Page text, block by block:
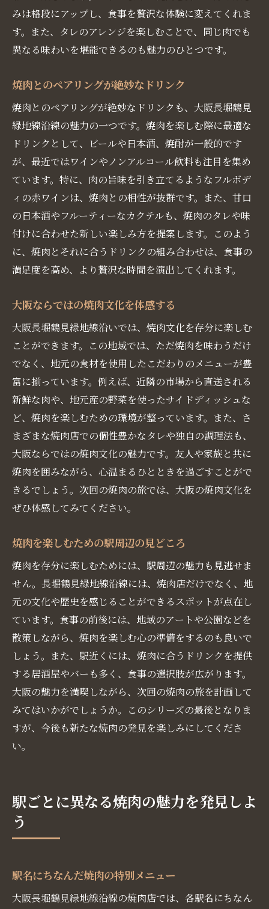
観光客も満足する隠れ家焼肉スポット
大阪長堀沿いのユニークな焼肉店舗
焼肉好き必見の穴場スポットを紹介
焼肉ツアーで新たな発見を楽しむ
地元民おすすめの焼肉店で心温まるひとときを
地元民が愛する焼肉店の魅力とは
焼肉好きが集う人気店の秘密
大阪らしい焼肉店の選び方ガイド
地元民の口コミで広がる焼肉の人気
焼肉通も納得する店主のこだわり
その場でしか味わえない焼肉の美味しさ
長堀鶴見緑地線での焼肉旅を満喫する方法
効果的に焼肉店を巡る旅のプラン
焼肉旅の合間に訪れるべき観光地
長堀鶴見緑地線での移動を楽しむ方法
焼肉旅をもっと楽しくするヒント
みは格段にアップし、食事を贅沢な体験に変えてくれま
す。また、タレのアレンジを楽しむことで、同じ肉でも
異なる味わいを堪能できるのも魅力のひとつです。
焼肉とのペアリングが絶妙なドリンク
焼肉とのペアリングが絶妙なドリンクも、大阪長堀鶴見
緑地線沿線の魅力の一つです。焼肉を楽しむ際に最適な
ドリンクとして、ビールや日本酒、焼酎が一般的です
が、最近ではワインやノンアルコール飲料も注目を集め
ています。特に、肉の旨味を引き立てるようなフルボデ
ィの赤ワインは、焼肉との相性が抜群です。また、甘口
の日本酒やフルーティーなカクテルも、焼肉のタレや味
付けに合わせた新しい楽しみ方を提案します。このよう
に、焼肉とそれに合うドリンクの組み合わせは、食事の
満足度を高め、より贅沢な時間を演出してくれます。
大阪ならではの焼肉文化を体感する
大阪長堀鶴見緑地線沿いでは、焼肉文化を存分に楽しむ
ことができます。この地域では、ただ焼肉を味わうだけ
でなく、地元の食材を使用したこだわりのメニューが豊
富に揃っています。例えば、近隣の市場から直送される
新鮮な肉や、地元産の野菜を使ったサイドディッシュな
ど、焼肉を楽しむための環境が整っています。また、さ
まざまな焼肉店での個性豊かなタレや独自の調理法も、
大阪ならではの焼肉文化の魅力です。友人や家族と共に
焼肉を囲みながら、心温まるひとときを過ごすことがで
きるでしょう。次回の焼肉の旅では、大阪の焼肉文化を
ぜひ体感してみてください。
焼肉を楽しむための駅周辺の見どころ
焼肉を存分に楽しむためには、駅周辺の魅力も見逃せま
せん。長堀鶴見緑地線沿線には、焼肉店だけでなく、地
元の文化や歴史を感じることができるスポットが点在し
ています。食事の前後には、地域のアートや公園などを
散策しながら、焼肉を楽しむ心の準備をするのも良いで
しょう。また、駅近くには、焼肉に合うドリンクを提供
する居酒屋やバーも多く、食事の選択肢が広がります。
大阪の魅力を満喫しながら、次回の焼肉の旅を計画して
みてはいかがでしょうか。このシリーズの最後となりま
すが、今後も新たな焼肉の発見を楽しみにしてくださ
い。
駅ごとに異なる焼肉の魅力を発見しよ
う
駅名にちなんだ焼肉の特別メニュー
大阪長堀鶴見緑地線沿線の焼肉店では、各駅名にちなん